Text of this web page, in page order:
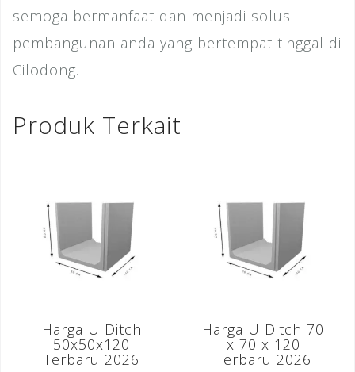
semoga bermanfaat dan menjadi solusi
pembangunan anda yang bertempat tinggal di
Cilodong.
Produk Terkait
Harga U Ditch
50x50x120
Terbaru 2026
Harga U Ditch 70
x 70 x 120
Terbaru 2026